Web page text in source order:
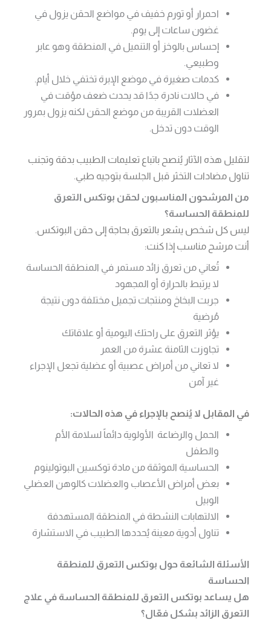
احمرار أو تورم خفيف في مواضع الحقن يزول في
غضون ساعات إلى يوم.
إحساس بالوخز أو التنميل في المنطقة وهو عابر
وطبيعي.
كدمات صغيرة في موضع الإبرة تختفي خلال أيام.
في حالات نادرة جدًا قد يحدث ضعف مؤقت في
العضلات القريبة من موضع الحقن لكنه يزول بمرور
الوقت دون تدخل.
لتقليل هذه الآثار يُنصح باتباع تعليمات الطبيب بدقة وتجنب
تناول مضادات التخثر قبل الجلسة بتوجيه طبي.
من المرشحون المناسبون لحقن بوتكس التعرق
للمنطقة الحساسة؟
ليس كل شخص يشعر بالتعرق بحاجة إلى حقن البوتكس.
أنت مرشح مناسب إذا كنت:
تُعاني من تعرق زائد مستمر في المنطقة الحساسة
لا يرتبط بالحرارة أو المجهود
جربت البخاخ ومنتجات تجميل مختلفة دون نتيجة
مُرضية
يؤثر التعرق على راحتك اليومية أو علاقاتك
تجاوزت الثامنة عشرة من العمر
لا تعاني من أمراض عصبية أو عضلية تجعل الإجراء
غير آمن
في المقابل لا يُنصح بالإجراء في هذه الحالات:
الحمل والرضاعة الأولوية دائماً لسلامة الأم
والطفل
الحساسية الموثقة من مادة توكسين البوتولينوم
بعض أمراض الأعصاب والعضلات كالوهن العضلي
الوبيل
الالتهابات النشطة في المنطقة المستهدفة
تناول أدوية معينة يُحددها الطبيب في الاستشارة
الأسئلة الشائعة حول بوتكس التعرق للمنطقة
الحساسة
هل يساعد بوتكس التعرق للمنطقة الحساسة في علاج
التعرق الزائد بشكل فعّال؟